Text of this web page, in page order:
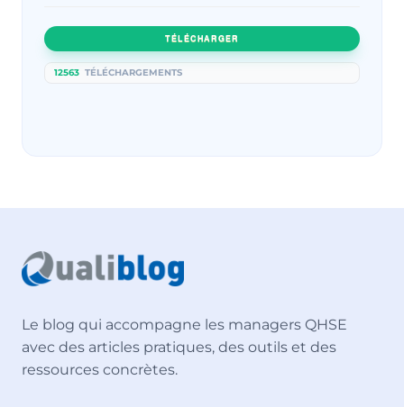
TÉLÉCHARGER
12563 TÉLÉCHARGEMENTS
Le blog qui accompagne les managers QHSE
avec des articles pratiques, des outils et des
ressources concrètes.